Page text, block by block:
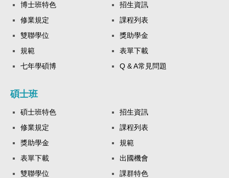
博士班特色
招生資訊
修業規定
課程列表
雙聯學位
獎助學金
規範
表單下載
七年學碩博
Q & A常見問題
碩士班
碩士班特色
招生資訊
修業規定
課程列表
獎助學金
規範
表單下載
出國機會
雙聯學位
課群特色